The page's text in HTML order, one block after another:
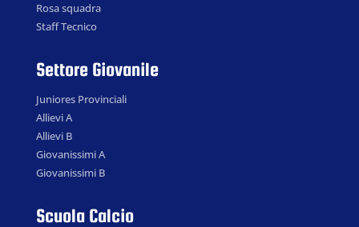
Rosa squadra
Staff Tecnico
Settore Giovanile
Juniores Provinciali
Allievi A
Allievi B
Giovanissimi A
Giovanissimi B
Scuola Calcio